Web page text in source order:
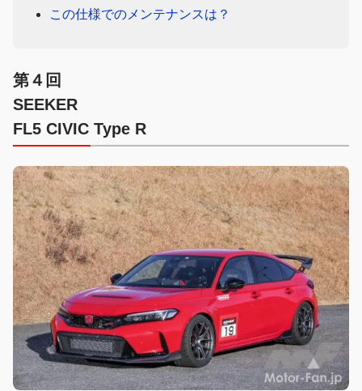
この仕様でのメンテナンスは？
第４回
SEEKER
FL5 CIVIC Type R